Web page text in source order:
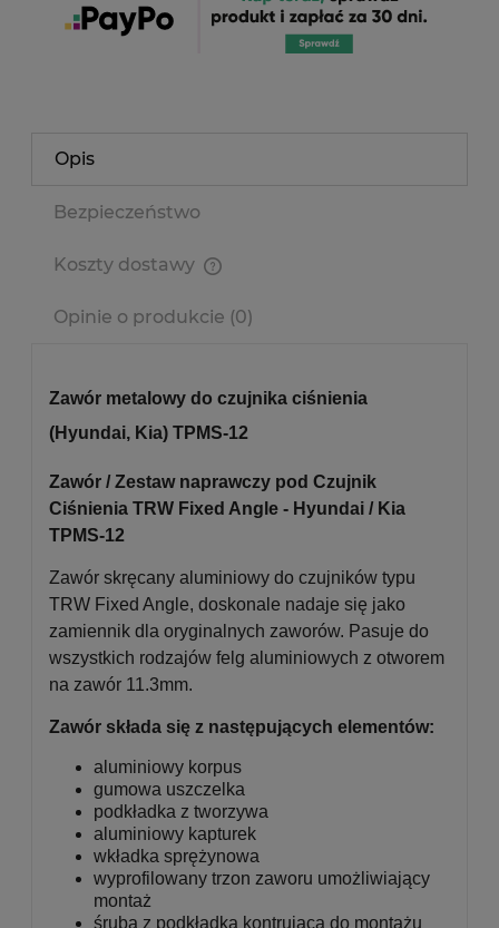
Opis
Bezpieczeństwo
Koszty dostawy
Opinie o produkcie (0)
Zawór metalowy do czujnika ciśnienia
(Hyundai, Kia) TPMS-12
Zawór / Zestaw naprawczy pod Czujnik
Ciśnienia TRW Fixed Angle - Hyundai / Kia
TPMS-12
Zawór skręcany aluminiowy do czujników typu
TRW Fixed Angle, doskonale nadaje się jako
zamiennik dla oryginalnych zaworów. Pasuje do
wszystkich rodzajów felg aluminiowych z otworem
na zawór 11.3mm.
Zawór składa się z następujących elementów:
aluminiowy korpus
gumowa uszczelka
podkładka z tworzywa
aluminiowy kapturek
wkładka sprężynowa
wyprofilowany trzon zaworu umożliwiający
montaż
śruba z podkładką kontrującą do montażu